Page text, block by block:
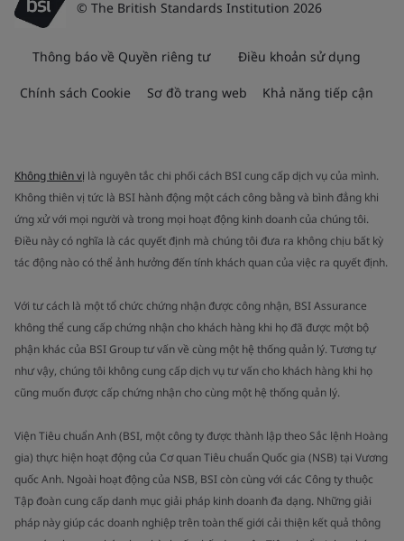
© The British Standards Institution 2026
Thông báo về Quyền riêng tư Điều khoản sử dụng
Chính sách Cookie Sơ đồ trang web Khả năng tiếp cận
Không thiên vị là nguyên tắc chi phối cách BSI cung cấp dịch vụ của mình.
Không thiên vị tức là BSI hành động một cách công bằng và bình đẳng khi
ứng xử với mọi người và trong mọi hoạt động kinh doanh của chúng tôi.
Điều này có nghĩa là các quyết định mà chúng tôi đưa ra không chịu bất kỳ
tác động nào có thể ảnh hưởng đến tính khách quan của việc ra quyết định.
Với tư cách là một tổ chức chứng nhận được công nhận, BSI Assurance
không thể cung cấp chứng nhận cho khách hàng khi họ đã được một bộ
phận khác của BSI Group tư vấn về cùng một hệ thống quản lý. Tương tự
như vậy, chúng tôi không cung cấp dịch vụ tư vấn cho khách hàng khi họ
cũng muốn được cấp chứng nhận cho cùng một hệ thống quản lý.
Viện Tiêu chuẩn Anh (BSI, một công ty được thành lập theo Sắc lệnh Hoàng
gia) thực hiện hoạt động của Cơ quan Tiêu chuẩn Quốc gia (NSB) tại Vương
quốc Anh. Ngoài hoạt động của NSB, BSI còn cùng với các Công ty thuộc
Tập đoàn cung cấp danh mục giải pháp kinh doanh đa dạng. Những giải
pháp này giúp các doanh nghiệp trên toàn thế giới cải thiện kết quả thông